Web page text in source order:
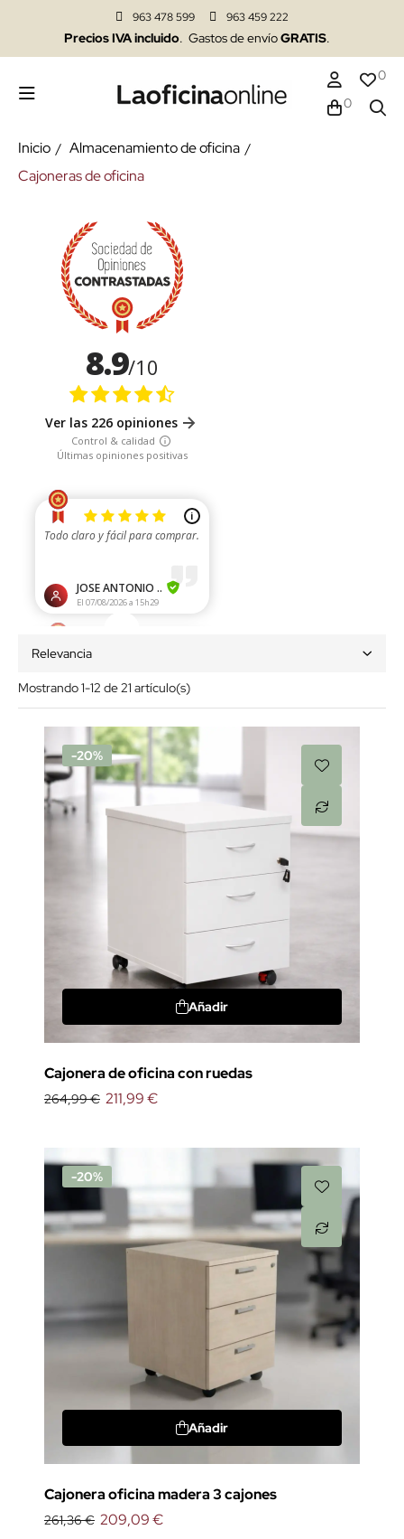
963 478 599 963 459 222
Precios IVA incluido. Gastos de envíoGRATIS.
0
0
Inicio
Almacenamiento de oficina
Cajoneras de oficina
Relevancia
Mostrando 1-12 de 21 artículo(s)
-20%
Añadir
Cajonera de oficina con ruedas
264,99 € 211,99 €
-20%
Añadir
Cajonera oficina madera 3 cajones
261,36 € 209,09 €